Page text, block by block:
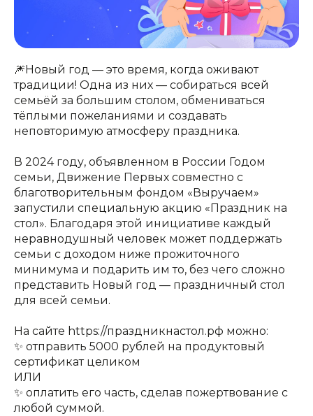
🎆Новый год — это время, когда оживают
традиции! Одна из них — собираться всей
семьёй за большим столом, обмениваться
тёплыми пожеланиями и создавать
неповторимую атмосферу праздника.
В 2024 году, объявленном в России Годом
семьи, Движение Первых совместно с
благотворительным фондом «Выручаем»
запустили специальную акцию «Праздник на
стол». Благодаря этой инициативе каждый
неравнодушный человек может поддержать
семьи с доходом ниже прожиточного
минимума и подарить им то, без чего сложно
представить Новый год — праздничный стол
для всей семьи.
На сайте https://праздникнастол.рф можно:
✨ отправить 5000 рублей на продуктовый
сертификат целиком
ИЛИ
✨ оплатить его часть, сделав пожертвование с
любой суммой.